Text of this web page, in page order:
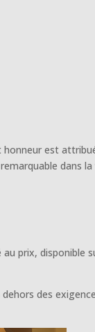
honneur est
dans la
prix, disponible
des